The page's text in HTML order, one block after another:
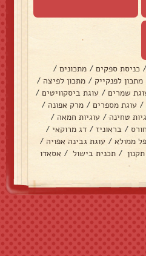
/ כניסת ספקים / מתכונים /
מתכון לפנקייק / מתכון לפיצה /
שמרים / עוגת ביסקוויטים /
/ עוגת מספרים / מרק אפונה /
טחינה / עוגיות חמאה /
/ בראוניז / דג מרוקאי /
ממולא / עוגת גבינה אפויה /
/ תכנית בישול / אסאדו